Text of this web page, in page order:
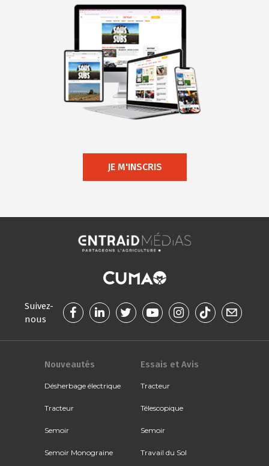
JE M'INSCRIS
Suivez-
nous
Nouveautés
Désherbage électrique
Tracteur
Semoir
Semoir Monograine
Essais et Avis
Tracteur
Télescopique
Semoir
Travail du Sol